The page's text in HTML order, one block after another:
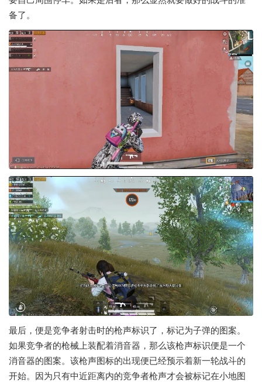
备了。
最后，便是竞争者射击时的枪声标识了，标记为子弹的图案。
如果竞争者的枪械上装配着消音器，那么该枪声标识便是一个
消音器的图案。该枪声图标的出现便已经预示着新一轮战斗的
开始。因为只有中近距离内的竞争者枪声才会被标记在小地图